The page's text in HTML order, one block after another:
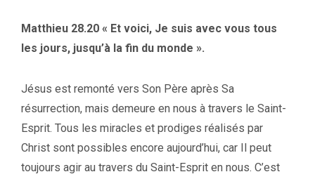
Matthieu 28.20 « Et voici, Je suis avec vous tous
les jours, jusqu’à la fin du monde ».
Jésus est remonté vers Son Père après Sa
résurrection, mais demeure en nous à travers le Saint-
Esprit. Tous les miracles et prodiges réalisés par
Christ sont possibles encore aujourd’hui, car Il peut
toujours agir au travers du Saint-Esprit en nous. C’est